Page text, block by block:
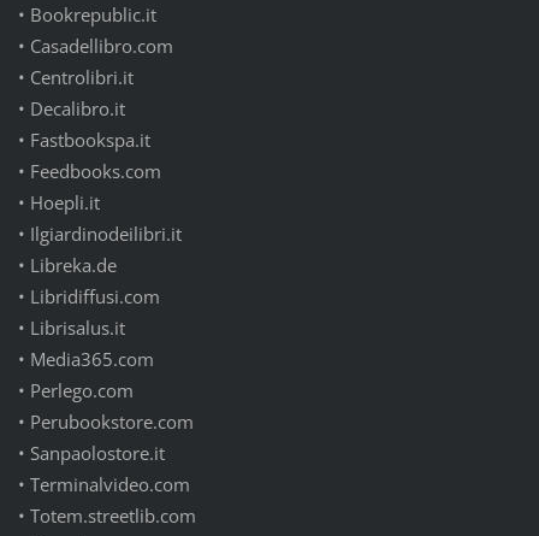
• Bookrepublic.it
• Casadellibro.com
• Centrolibri.it
• Decalibro.it
• Fastbookspa.it
• Feedbooks.com
• Hoepli.it
• Ilgiardinodeilibri.it
• Libreka.de
• Libridiffusi.com
• Librisalus.it
• Media365.com
• Perlego.com
• Perubookstore.com
• Sanpaolostore.it
• Terminalvideo.com
• Totem.streetlib.com